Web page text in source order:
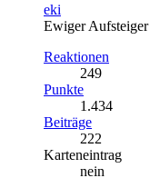
eki
Ewiger Aufsteiger
Reaktionen
249
Punkte
1.434
Beiträge
222
Karteneintrag
nein